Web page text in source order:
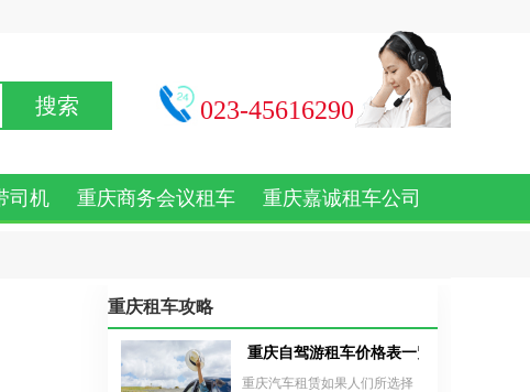
搜索 023-45616290
司机 重庆商务会议租车 重庆嘉诚租车公司
重庆租车攻略
重庆自驾游租车价格表一览
重庆汽车租赁如果人们所选择